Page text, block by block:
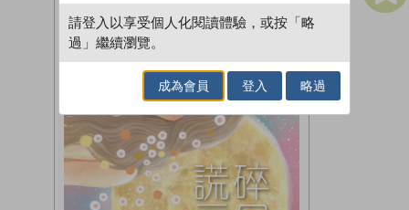
請登入以享受個人化閱讀體驗，或按「略
過」繼續瀏覽。
成為會員 登入 略過